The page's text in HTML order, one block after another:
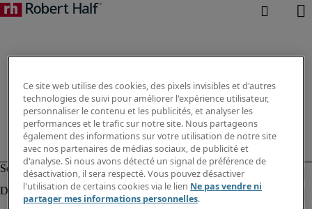
Ce site web utilise des cookies, des pixels invisibles et d'autres
technologies de suivi pour améliorer l'expérience utilisateur,
personnaliser le contenu et les publicités, et analyser les
performances et le trafic sur notre site. Nous partageons
également des informations sur votre utilisation de notre site
avec nos partenaires de médias sociaux, de publicité et
d'analyse. Si nous avons détecté un signal de préférence de
désactivation, il sera respecté. Vous pouvez désactiver
l'utilisation de certains cookies via le lien Ne pas vendre ni
partager mes informations personnelles.